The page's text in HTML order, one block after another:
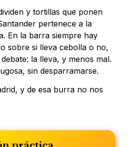
y tortillas que ponen
pertenece a la
En la barra siempre hay
sobre si lleva cebolla o no,
la lleva, y menos mal.
sin desparramarse.
y de esa burra no nos